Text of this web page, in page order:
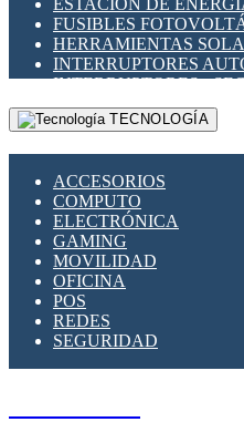
ESTACIÓN DE
FUSIBLES
HERRAMIENTAS
INTERRUPTORES
INTERRUPTORES -
MONTAJE PANEL
PORTA FUSIBLES Y
TECNOLOGÍA
ACCESORIOS
COMPUTO
ELECTRÓNICA
GAMING
MOVILIDAD
OFICINA
POS
REDES
SEGURIDAD